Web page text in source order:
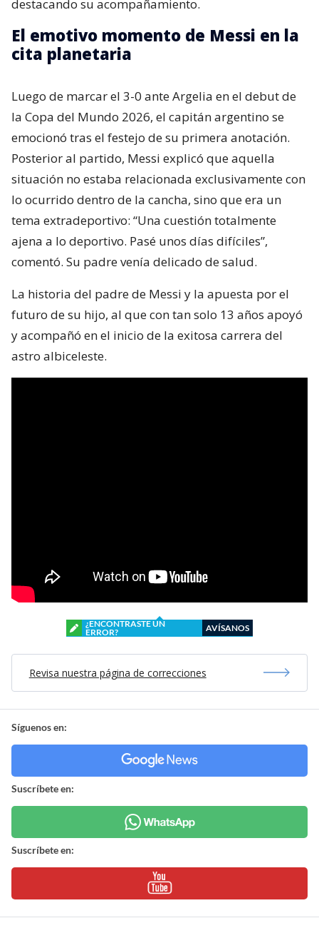
destacando su acompañamiento.
El emotivo momento de Messi en la
cita planetaria
Luego de marcar el 3-0 ante Argelia en el debut de
la Copa del Mundo 2026, el capitán argentino se
emocionó tras el festejo de su primera anotación.
Posterior al partido, Messi explicó que aquella
situación no estaba relacionada exclusivamente con
lo ocurrido dentro de la cancha, sino que era un
tema extradeportivo: “Una cuestión totalmente
ajena a lo deportivo. Pasé unos días difíciles”,
comentó. Su padre venía delicado de salud.
La historia del padre de Messi y la apuesta por el
futuro de su hijo, al que con tan solo 13 años apoyó
y acompañó en el inicio de la exitosa carrera del
astro albiceleste.
¿ENCONTRASTE UN
ERROR?
AVÍSANOS
Revisa nuestra página de correcciones
Síguenos en:
Suscríbete en:
Suscríbete en: